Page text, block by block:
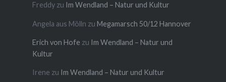
Freddyzu Im Wendland – Natur und Kultur
Angela aus Mölln zu Megamarsch 50/12 Hannover
Erich von Hofe zu Im Wendland – Natur und
Kultur
Irene zu Im Wendland – Natur und Kultur